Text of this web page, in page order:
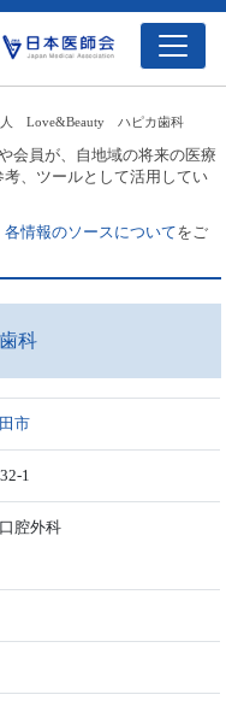
人 Love&Beauty ハピカ歯科
会員が、自地域の将来の医療
、ツールとして活用してい
各情報のソースについてをご
科
市
1
腔外科